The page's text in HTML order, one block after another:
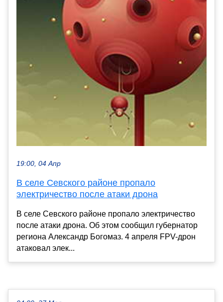
19:00, 04 Апр
В селе Севского районе пропало
электричество после атаки дрона
В селе Севского районе пропало электричество
после атаки дрона. Об этом сообщил губернатор
региона Александр Богомаз. 4 апреля FPV-дрон
атаковал элек...